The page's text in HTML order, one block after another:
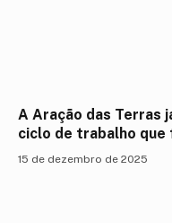
A Aração das Terras
ciclo de trabalho
15 de dezembro de 2025